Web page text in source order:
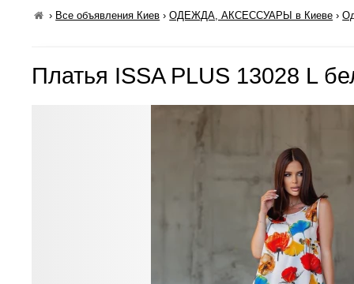
› Все объявления Киев ›ОДЕЖДА, АКСЕССУАРЫ в Киеве ›
Платья ISSA PLUS 13028 L